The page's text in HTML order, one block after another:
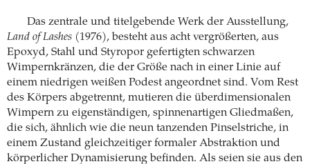
Das zentrale und titelgebende Werk der Ausstellung,
Land of Lashes (1976), besteht aus acht vergrößerten, aus
Epoxyd, Stahl und Styropor gefertigten schwarzen
Wimpernkränzen, die der Größe nach in einer Linie auf
einem niedrigen weißen Podest angeordnet sind. Vom Rest
des Körpers abgetrennt, mutieren die überdimensionalen
Wimpern zu eigenständigen, spinnenartigen Gliedmaßen,
die sich, ähnlich wie die neun tanzenden Pinselstriche, in
einem Zustand gleichzeitiger formaler Abstraktion und
körperlicher Dynamisierung befinden. Als seien sie aus den